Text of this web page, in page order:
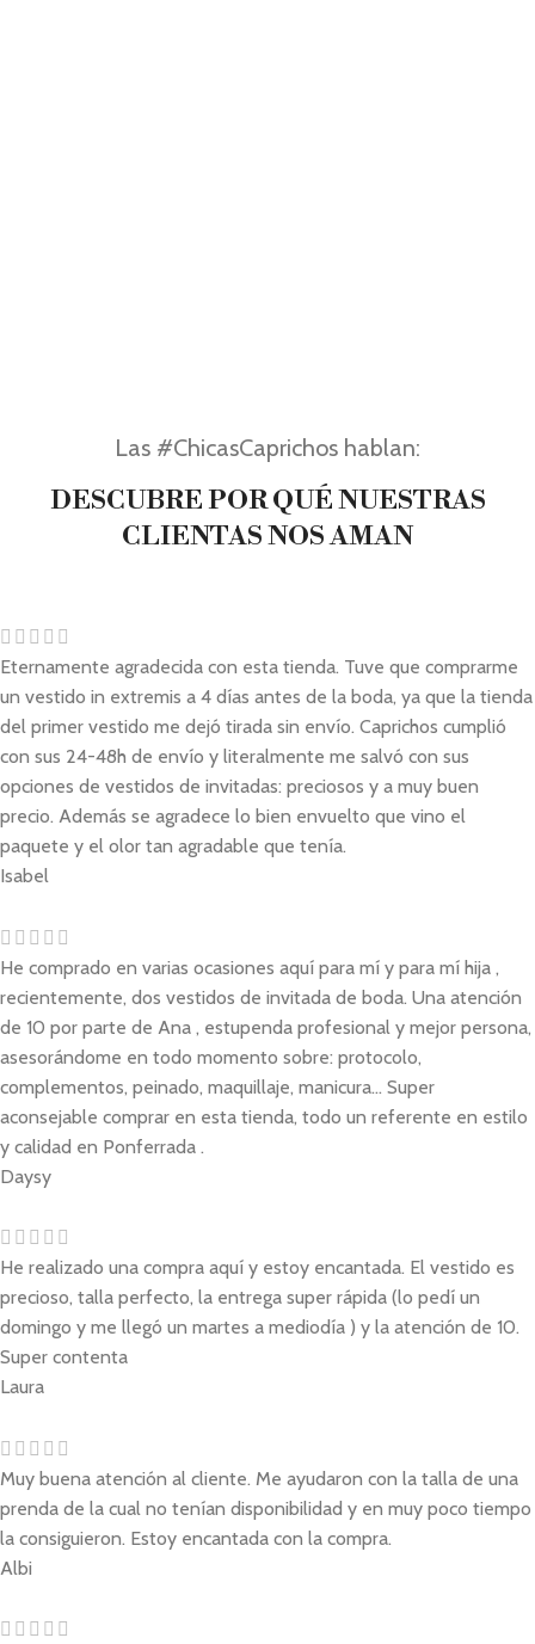
Las #ChicasCaprichos hablan:
DESCUBRE POR QUÉ NUESTRAS
CLIENTAS NOS AMAN
Eternamente agradecida con esta tienda. Tuve que comprarme
un vestido in extremis a 4 días antes de la boda, ya que la tienda
del primer vestido me dejó tirada sin envío. Caprichos cumplió
con sus 24-48h de envío y literalmente me salvó con sus
opciones de vestidos de invitadas: preciosos y a muy buen
precio. Además se agradece lo bien envuelto que vino el
paquete y el olor tan agradable que tenía.
Isabel
He comprado en varias ocasiones aquí para mí y para mí hija ,
recientemente, dos vestidos de invitada de boda. Una atención
de 10 por parte de Ana , estupenda profesional y mejor persona,
asesorándome en todo momento sobre: protocolo,
complementos, peinado, maquillaje, manicura... Super
aconsejable comprar en esta tienda, todo un referente en estilo
y calidad en Ponferrada .
Daysy
He realizado una compra aquí y estoy encantada. El vestido es
precioso, talla perfecto, la entrega super rápida (lo pedí un
domingo y me llegó un martes a mediodía ) y la atención de 10.
Super contenta
Laura
Muy buena atención al cliente. Me ayudaron con la talla de una
prenda de la cual no tenían disponibilidad y en muy poco tiempo
la consiguieron. Estoy encantada con la compra.
Albi